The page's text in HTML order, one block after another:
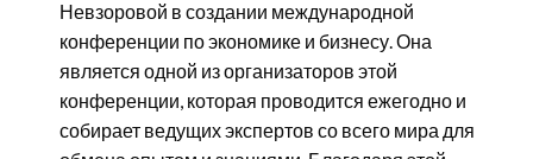
Невзоровой в создании международной
конференции по экономике и бизнесу. Она
является одной из организаторов этой
конференции, которая проводится ежегодно и
собирает ведущих экспертов со всего мира для